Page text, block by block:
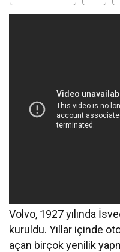
Volvo, 1927 yılında
kuruldu. Yıllar içinde
açan birçok yenilik